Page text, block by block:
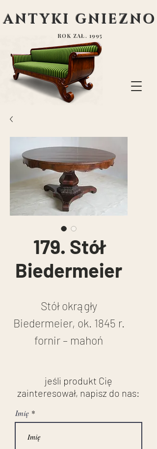
ANTYKI GNIEZNO
ROK ZAŁ. 1995
179. Stół
Biedermeier
Stół okrągły
Biedermeier, ok. 1845 r.
fornir – mahoń
stan przed renowacją
jeśli produkt Cię
zainteresował, napisz do nas:
Imię